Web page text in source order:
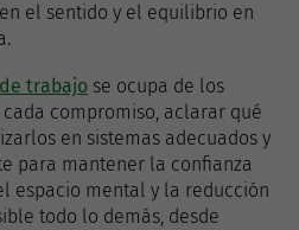
el sentido y el equilibrio en
trabajo se ocupa de los
compromiso, aclarar qué
en sistemas adecuados y
para mantener la confianza
espacio mental y la reducción
todo lo demás, desde